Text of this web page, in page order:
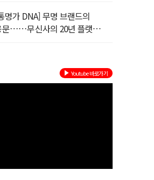
명가 DNA] 무명 브랜드의
문……무신사의 20년 플랫폼
Youtube 바로가기